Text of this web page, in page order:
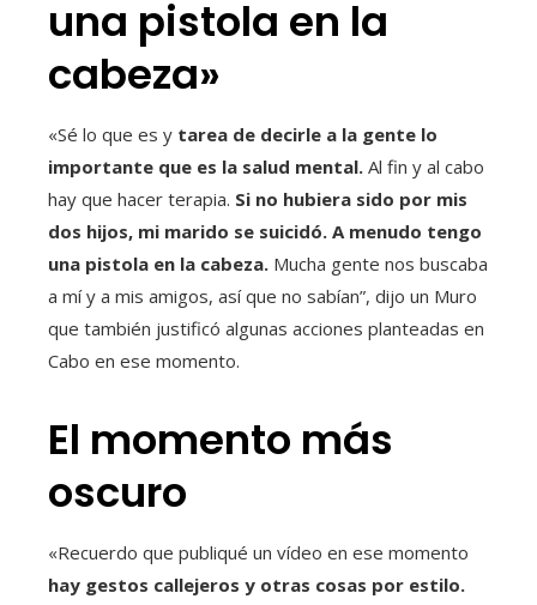
una pistola en la
cabeza»
«Sé lo que es y tarea de decirle a la gente lo
importante que es la salud mental. Al fin y al cabo
hay que hacer terapia. Si no hubiera sido por mis
dos hijos, mi marido se suicidó. A menudo tengo
una pistola en la cabeza. Mucha gente nos buscaba
a mí y a mis amigos, así que no sabían”, dijo un Muro
que también justificó algunas acciones planteadas en
Cabo en ese momento.
El momento más
oscuro
«Recuerdo que publiqué un vídeo en ese momento
hay gestos callejeros y otras cosas por estilo.